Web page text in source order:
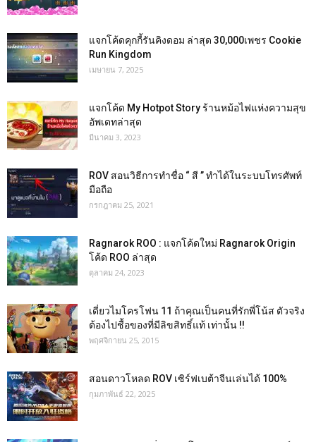
แจกโค้ดคุกกี้รันคิงดอม ล่าสุด 30,000เพชร Cookie
Run Kingdom
เมษายน 7, 2025
แจกโค้ด My Hotpot Story ร้านหม้อไฟแห่งความสุข
อัพเดทล่าสุด
มีนาคม 3, 2023
ROV สอนวิธีการทำชื่อ “ สี ” ทำได้ในระบบโทรศัพท์
มือถือ
กรกฎาคม 25, 2021
Ragnarok ROO : แจกโค้ดใหม่ Ragnarok Origin
โค้ด ROO ล่าสุด
ตุลาคม 24, 2023
เดี่ยวไมโครโฟน 11 ถ้าคุณเป็นคนที่รักพี่โน้ส ตัวจริง
ต้องไปชื้อของที่มีลิขสิทธิ์แท้ เท่านั้น !!
พฤศจิกายน 25, 2015
สอนดาวโหลด ROV เซิร์ฟเบต้าจีนเล่นได้ 100%
กุมภาพันธ์ 22, 2025